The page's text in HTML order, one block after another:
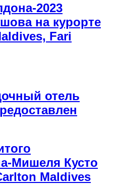
2023
на курорте
Fari
отель
Мишеля Кусто
Maldives